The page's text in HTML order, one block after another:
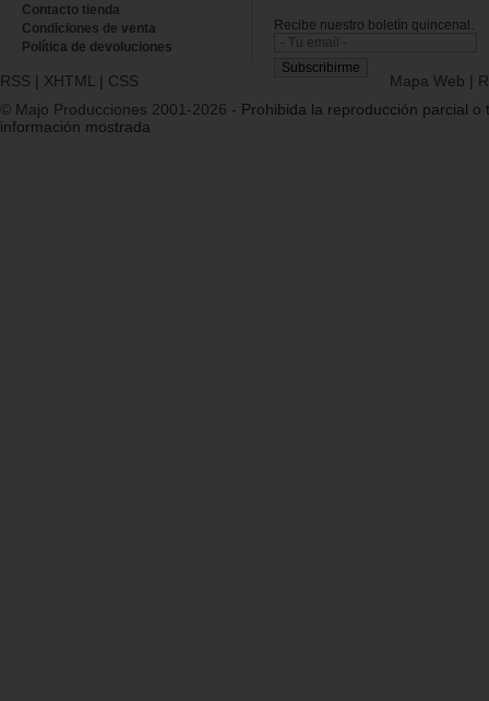
Contacto tienda
Condiciones de venta
Política de devoluciones
Recibe nuestro boletín quincenal.
RSS | XHTML | CSS Mapa Web |
© Majo Producciones 2001-2026 - Prohibida la reproducción parcial o
información mostrada